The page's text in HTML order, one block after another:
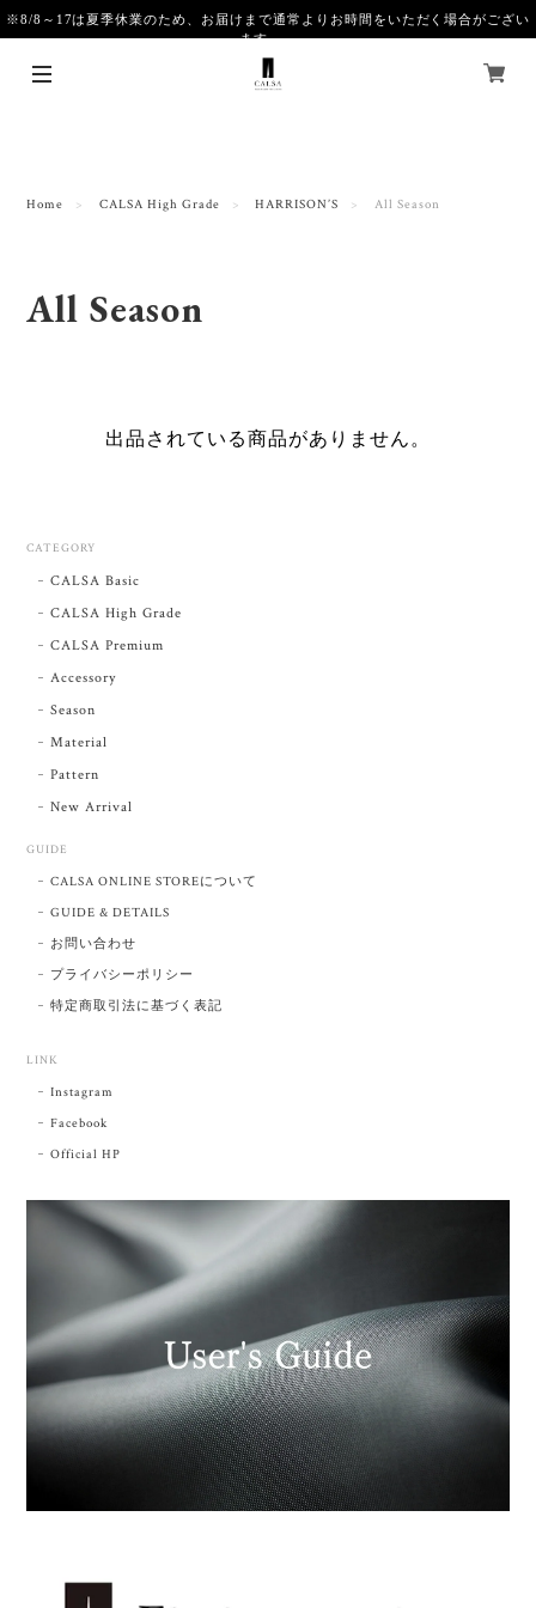
※8/8～17は夏季休業のため、お届けまで通常よりお時間をいただく場合がござい
ます。
Home CALSA High Grade HARRISON’S All Season
All Season
出品されている商品がありません。
CATEGORY
CALSA Basic
CALSA High Grade
CALSA Premium
Accessory
Season
Material
Pattern
New Arrival
GUIDE
CALSA ONLINE STOREについて
GUIDE & DETAILS
お問い合わせ
プライバシーポリシー
特定商取引法に基づく表記
LINK
Instagram
Facebook
Official HP